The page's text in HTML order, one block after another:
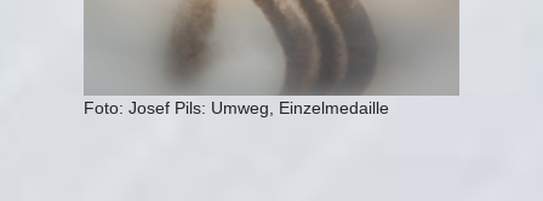
Foto: Josef Pils: Umweg, Einzelmedaille